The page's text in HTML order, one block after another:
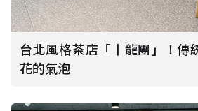
台北風格茶店「丨龍團」！傳
花的氣泡